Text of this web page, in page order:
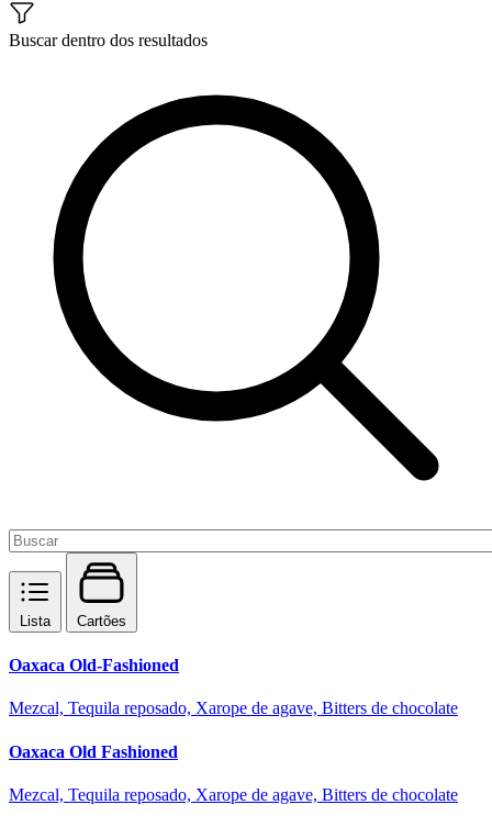
Buscar dentro dos resultados
Lista Cartões
Oaxaca Old-Fashioned
Mezcal, Tequila reposado, Xarope de agave, Bitters de chocolate
Oaxaca Old Fashioned
Mezcal, Tequila reposado, Xarope de agave, Bitters de chocolate